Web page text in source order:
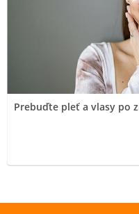
Prebuďte pleť a vlasy po